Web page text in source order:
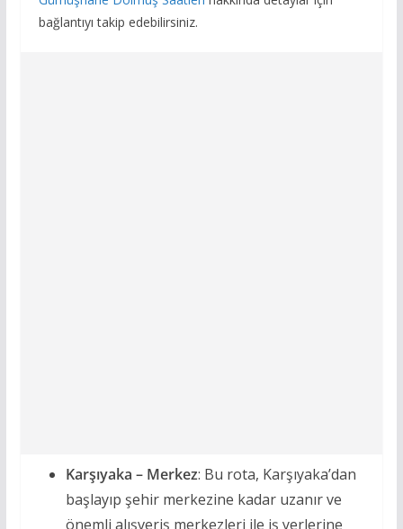
bağlantıyı takip edebilirsiniz.
Karşıyaka – Merkez: Bu rota, Karşıyaka’dan
başlayıp şehir merkezine kadar uzanır ve
önemli alışveriş merkezleri ile iş yerlerine